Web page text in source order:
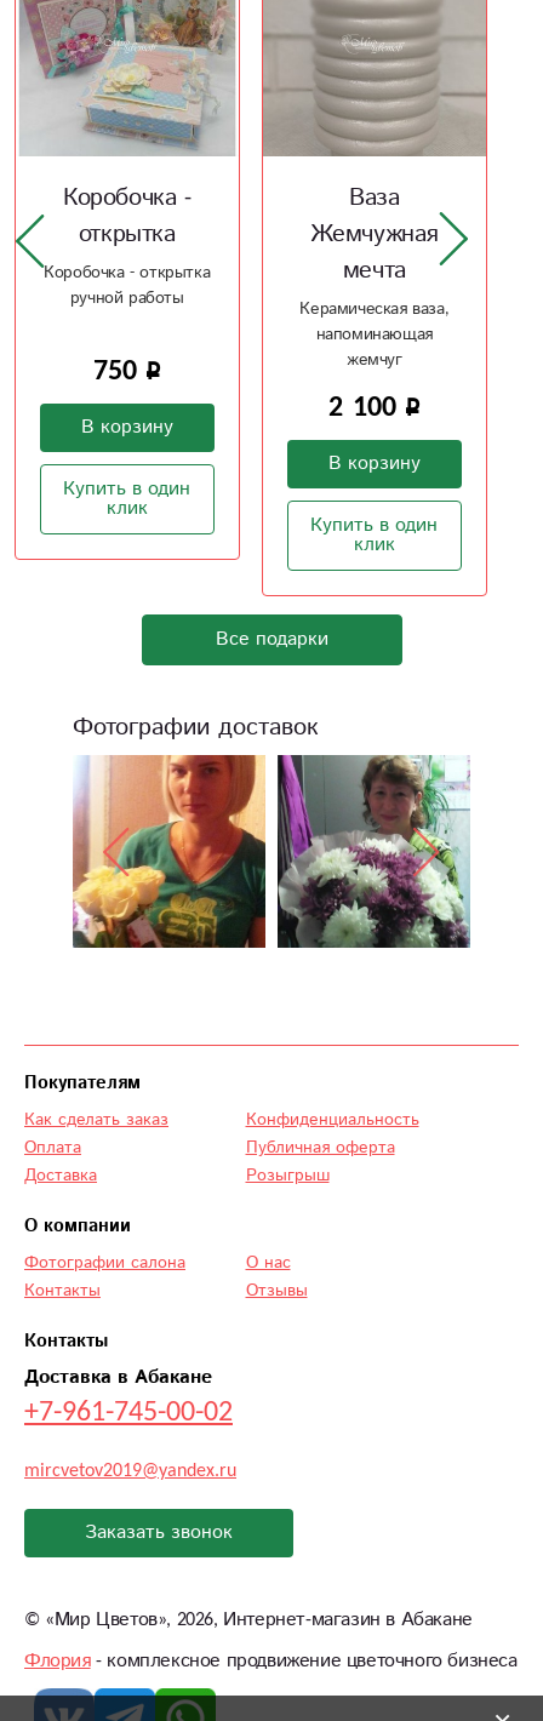
Ваза
Жемчужная
мечта
Керамическая ваза,
жемчуг
2 100
В корзину
Керамическая
ваза Рельеф 2
Рельефная
керамическая ваз в
ваш интерьер
1 600
Купить в один
клик
Все подарки
Фотографии доставок
Контакты
Доставка в Абакане
+7-961-745-00-02
mircvetov2019@yandex.ru
Заказать звонок
Покупателям
Как сделать заказ
Оплата
Доставка
Конфиденциальность
Публичная оферта
Розыгрыш
О компании
Фотографии салона
Контакты
О нас
Отзывы
© «Мир Цветов», 2026, Интернет-магазин в Абакане
Флория- комплексное продвижение цветочного бизнеса